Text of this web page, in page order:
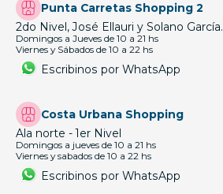
Punta Carretas Shopping 2
2do Nivel, José Ellauri y Solano García.
Domingos a Jueves de 10 a 21 hs
Viernes y Sábados de 10 a 22 hs
Escribinos por WhatsApp
Costa Urbana Shopping
Ala norte - 1er Nivel
Domingos a jueves de 10 a 21 hs
Viernes y sabados de 10 a 22 hs
Escribinos por WhatsApp